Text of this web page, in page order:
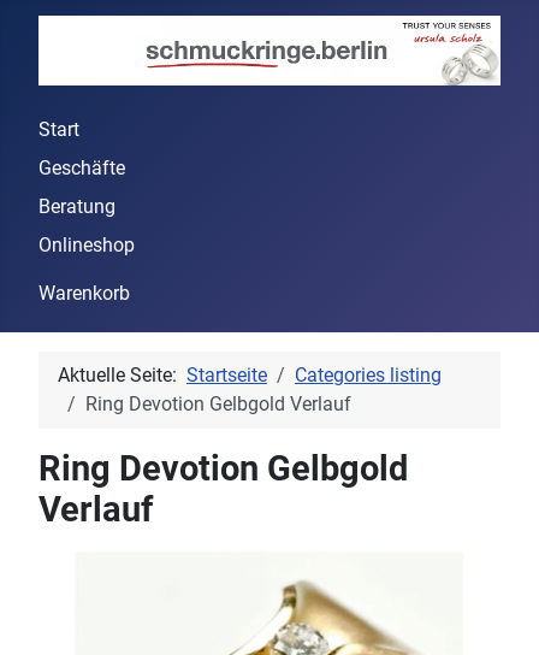
Start
Geschäfte
Beratung
Onlineshop
Warenkorb
Aktuelle Seite: Startseite
Categories listing
Ring Devotion Gelbgold Verlauf
Ring Devotion Gelbgold
Verlauf